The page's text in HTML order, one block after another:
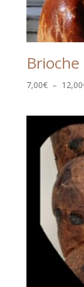
7,00€ – 12,00